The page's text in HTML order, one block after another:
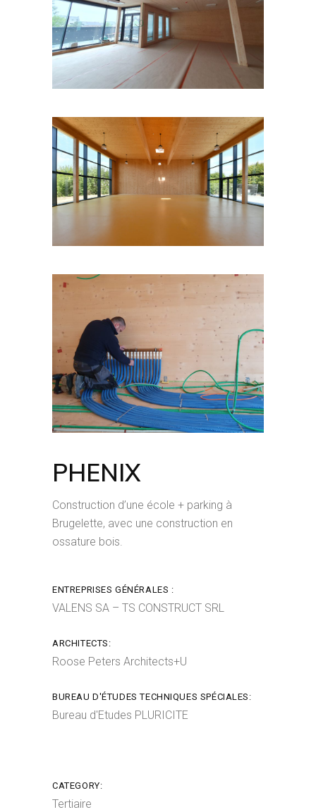
PHENIX
Construction d’une école + parking à
Brugelette, avec une construction en
ossature bois.
ENTREPRISES GÉNÉRALES :
VALENS SA – TS CONSTRUCT SRL
ARCHITECTS:
Roose Peters Architects+U
BUREAU D'ÉTUDES TECHNIQUES SPÉCIALES:
Bureau d'Etudes PLURICITE
CATEGORY:
Tertiaire